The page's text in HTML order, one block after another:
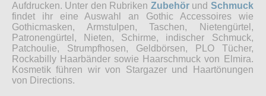
Aufdrucken. Unter den Rubriken Zubehörund Schmuck
findet ihr eine Auswahl an Gothic Accessoires wie
Gothicmasken, Armstulpen, Taschen, Nietengürtel,
Patronengürtel, Nieten, Schirme, indischer Schmuck,
Patchoulie, Strumpfhosen, Geldbörsen, PLO Tücher,
Rockabilly Haarbänder sowie Haarschmuck von Elmira.
Kosmetik führen wir von Stargazer und Haartönungen
von Directions.